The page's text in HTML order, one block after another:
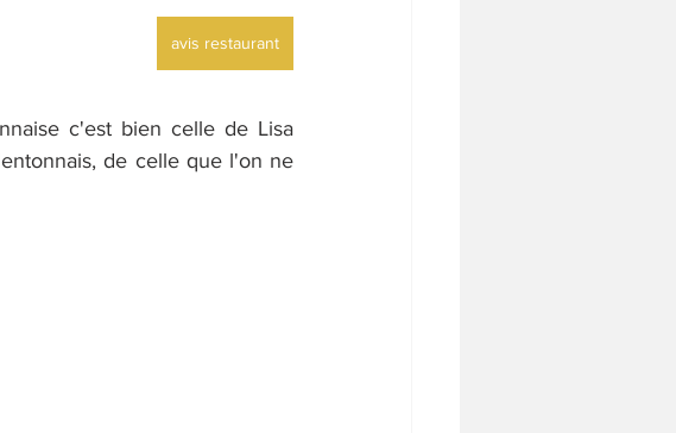
avis restaurant
c'est bien celle de Lisa
de celle que l'on ne